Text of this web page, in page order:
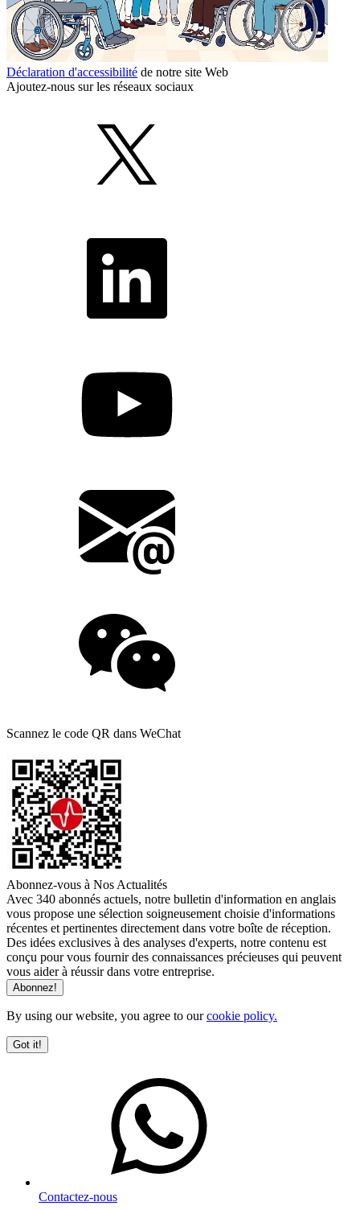
Déclaration d'accessibilité de notre site Web
Ajoutez-nous sur les réseaux sociaux
Scannez le code QR dans WeChat
Abonnez-vous à Nos Actualités
Avec 340 abonnés actuels, notre bulletin d'information en anglais
vous propose une sélection soigneusement choisie d'informations
récentes et pertinentes directement dans votre boîte de réception.
Des idées exclusives à des analyses d'experts, notre contenu est
conçu pour vous fournir des connaissances précieuses qui peuvent
vous aider à réussir dans votre entreprise.
By using our website, you agree to ourcookie policy.
Got it!
Contactez-nous